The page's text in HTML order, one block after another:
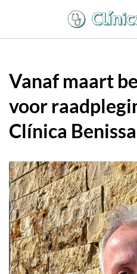
inhoud
Vanaf maart
voor
Clínica Benissa